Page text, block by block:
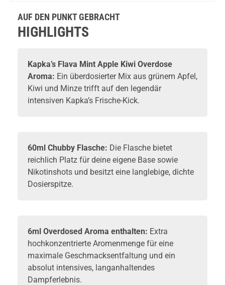
10ml
AUF DEN PUNKT GEBRACHT
HIGHLIGHTS
Kapka’s Flava Mint Apple Kiwi Overdose
Aroma: Ein überdosierter Mix aus grünem Apfel,
Kiwi und Minze trifft auf den legendär
intensiven Kapka’s Frische-Kick.
60ml Chubby Flasche: Die Flasche bietet
reichlich Platz für deine eigene Base sowie
Nikotinshots und besitzt eine langlebige, dichte
Dosierspitze.
6ml Overdosed Aroma enthalten: Extra
hochkonzentrierte Aromenmenge für eine
maximale Geschmacksentfaltung und ein
absolut intensives, langanhaltendes
Dampferlebnis.